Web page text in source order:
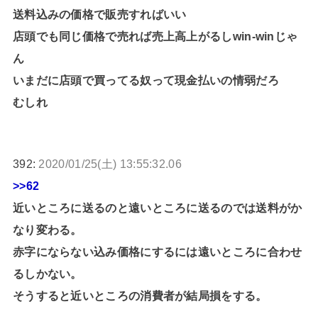
送料込みの価格で販売すればいい
店頭でも同じ価格で売れば売上高上がるしwin-winじゃ
ん
いまだに店頭で買ってる奴って現金払いの情弱だろ
むしれ
392: 2020/01/25(土) 13:55:32.06
>>62
近いところに送るのと遠いところに送るのでは送料がか
なり変わる。
赤字にならない込み価格にするには遠いところに合わせ
るしかない。
そうすると近いところの消費者が結局損をする。